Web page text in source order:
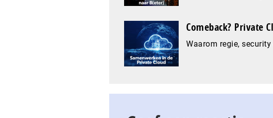
Comeback? Private
Waarom regie,